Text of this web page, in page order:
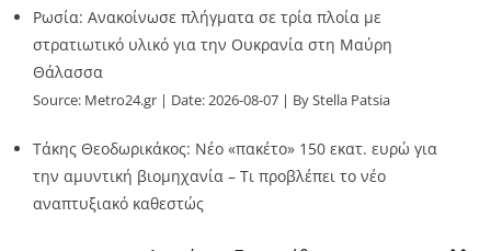
Ρωσία: Ανακοίνωσε πλήγματα σε τρία πλοία με
στρατιωτικό υλικό για την Ουκρανία στη Μαύρη
Θάλασσα
Source: Metro24.gr Date: 2026-08-07 By Stella Patsia
Τάκης Θεοδωρικάκος: Νέο «πακέτο» 150 εκατ. ευρώ για
την αμυντική βιομηχανία – Τι προβλέπει το νέο
αναπτυξιακό καθεστώς